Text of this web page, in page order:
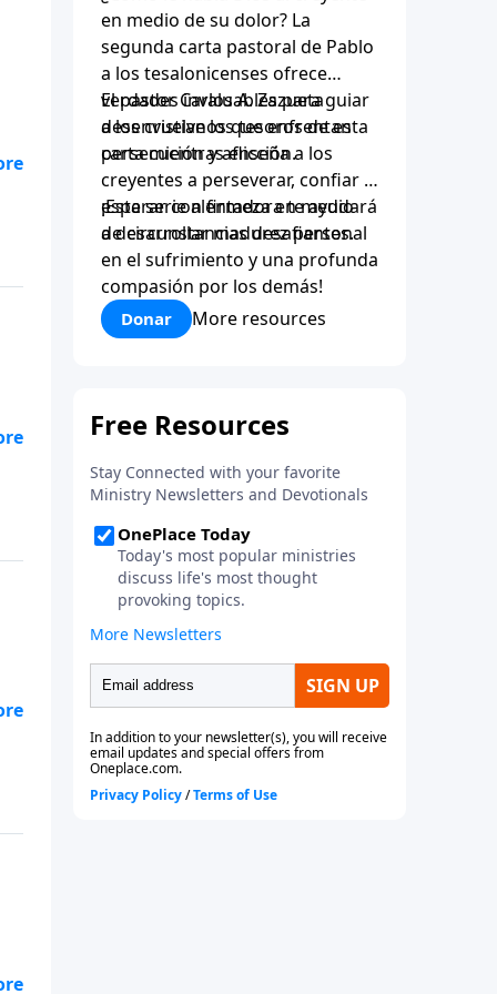
en medio de su dolor? La
segunda carta pastoral de Pablo
a los tesalonicenses ofrece
verdades invaluables para guiar
a los cristianos que enfrentan
persecución y aflicción.
El pastor Carlos A. Zazueta
desenvuelve los tesoros de esta
carta mientras enseña a los
creyentes a perseverar, confiar y
esperar con firmeza en medio
de circunstancias desafiantes.
¡Esta serie alentadora te ayudará
a desarrollar madurez personal
en el sufrimiento y una profunda
compasión por los demás!
Donar More resources